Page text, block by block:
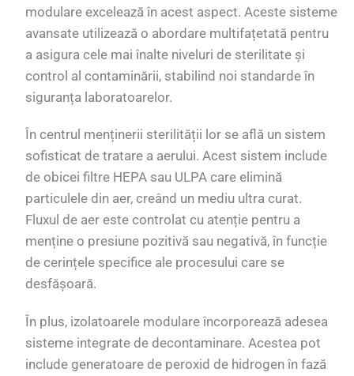
modulare excelează în acest aspect. Aceste sisteme
avansate utilizează o abordare multifațetată pentru
a asigura cele mai înalte niveluri de sterilitate și
control al contaminării, stabilind noi standarde în
siguranța laboratoarelor.
În centrul menținerii sterilității lor se află un sistem
sofisticat de tratare a aerului. Acest sistem include
de obicei filtre HEPA sau ULPA care elimină
particulele din aer, creând un mediu ultra curat.
Fluxul de aer este controlat cu atenție pentru a
menține o presiune pozitivă sau negativă, în funcție
de cerințele specifice ale procesului care se
desfășoară.
În plus, izolatoarele modulare încorporează adesea
sisteme integrate de decontaminare. Acestea pot
include generatoare de peroxid de hidrogen în fază